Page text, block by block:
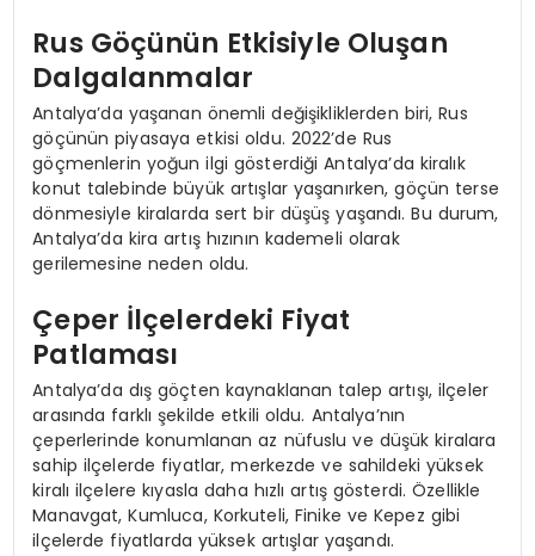
Rus Göçünün Etkisiyle Oluşan
Dalgalanmalar
Antalya’da yaşanan önemli değişikliklerden biri, Rus
göçünün piyasaya etkisi oldu. 2022’de Rus
göçmenlerin yoğun ilgi gösterdiği Antalya’da kiralık
konut talebinde büyük artışlar yaşanırken, göçün terse
dönmesiyle kiralarda sert bir düşüş yaşandı. Bu durum,
Antalya’da kira artış hızının kademeli olarak
gerilemesine neden oldu.
Çeper İlçelerdeki Fiyat
Patlaması
Antalya’da dış göçten kaynaklanan talep artışı, ilçeler
arasında farklı şekilde etkili oldu. Antalya’nın
çeperlerinde konumlanan az nüfuslu ve düşük kiralara
sahip ilçelerde fiyatlar, merkezde ve sahildeki yüksek
kiralı ilçelere kıyasla daha hızlı artış gösterdi. Özellikle
Manavgat, Kumluca, Korkuteli, Finike ve Kepez gibi
ilçelerde fiyatlarda yüksek artışlar yaşandı.